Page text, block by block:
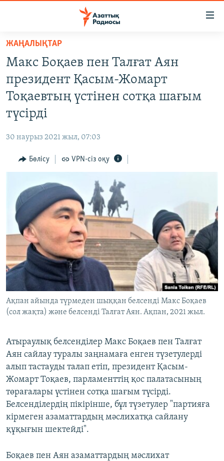
Skip
main
content
Skip
main
Skip
Search
AZATTYQTV
ҚАҢТАР ОҚИҒАСЫ
ӘЛЕУМЕТ
ӘЛЕМ
Русский
ЖАЗЫЛЫҢЫЗ
Басқа тілдерде
ЖАҢАЛЫҚТАР
Макс Боқаев пен Талғат Аян
президент Қасым-Жомарт
Тоқаевтың үстінен сотқа шағым
түсірді
30 наурыз 2021 жыл, 07:03
Бөлісу VPN-сіз оқу
Ақпан айында түрмеден шыққан белсенді Макс Боқаев
(сол жақта) және белсенді Талғат Аян. Ақпан, 2021 жыл.
Атыраулық белсенділер Макс Боқаев пен Талғат
Аян сайлау туралы заңнамаға енген түзетулерді
алып тастауды талап етіп, президент Қасым-
Жомарт Тоқаев, парламенттің қос палатасының
төрағалары үстінен сотқа шағым түсірді.
Белсенділердің пікірінше, бұл түзетулер "партияға
кірмеген азаматтардың мәслихатқа сайлану
құқығын шектейді".
Боқаев пен Аян азаматтардың мәслихат